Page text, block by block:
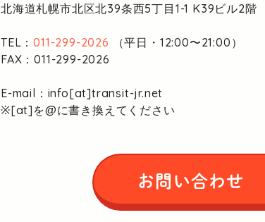
北海道札幌市北区北39条西5丁目1-1 K39ビル2階
TEL：011-299-2026 （平日・12:00〜21:00）
FAX：011-299-2026
E-mail：info[at]transit-jr.net
※[at]を@に書き換えてください
お問い合わせ